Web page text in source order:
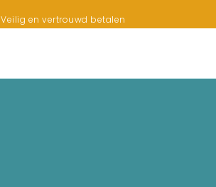
Veilig en vertrouwd betalen